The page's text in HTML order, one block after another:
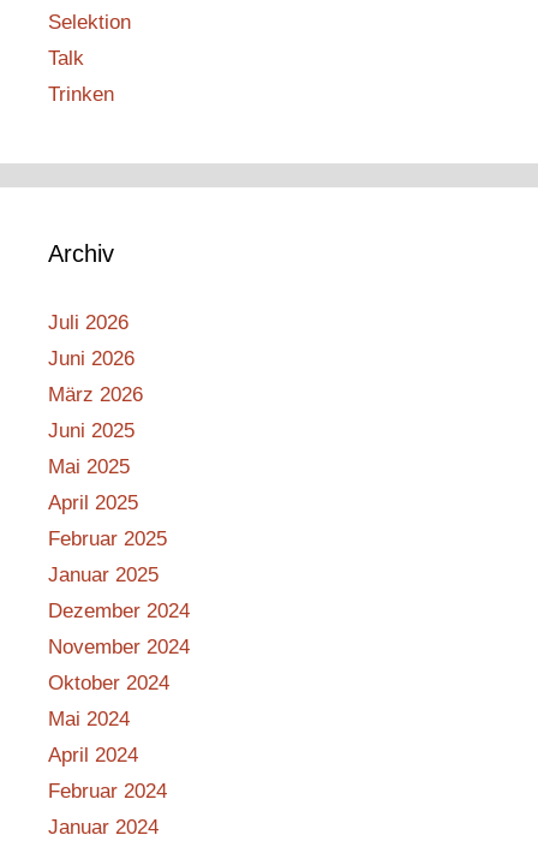
Selektion
Talk
Trinken
Archiv
Juli 2026
Juni 2026
März 2026
Juni 2025
Mai 2025
April 2025
Februar 2025
Januar 2025
Dezember 2024
November 2024
Oktober 2024
Mai 2024
April 2024
Februar 2024
Januar 2024